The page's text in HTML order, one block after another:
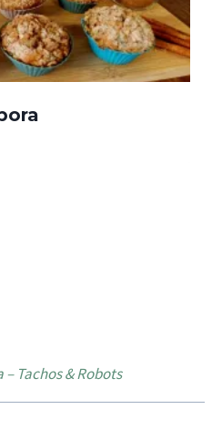
– Tachos & Robots